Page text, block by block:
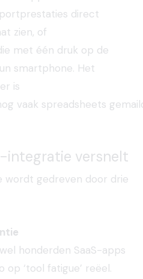
direct
zien, of
met één druk op de
smartphone. Het
is
vaak spreadsheets
integratie versnelt
wordt gedreven door drie
wel honderden SaaS-apps
op ‘tool fatigue’ reëel.